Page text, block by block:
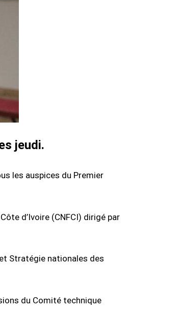
jeudi.
les auspices du Premier
d’Ivoire (CNFCI) dirigé par
Stratégie nationales des
du Comité technique